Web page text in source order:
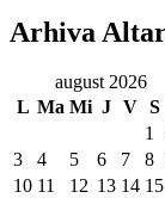
Arhiva
august 2026
L Ma Mi J V S
1
3
4 5 6 7 8
10 11 12 13 14 15